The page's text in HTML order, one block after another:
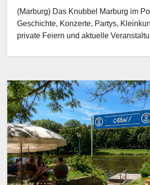
(Marburg) Das Knubbel Marburg im
Geschichte, Konzerte, Partys,
private Feiern und aktuelle